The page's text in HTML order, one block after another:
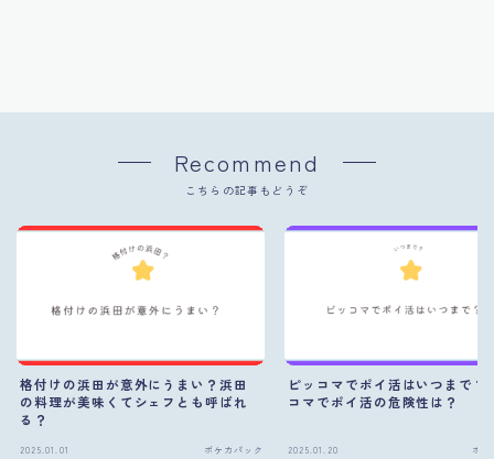
Recommend
こちらの記事もどうぞ
格付けの浜田が意外にうまい？浜田
の料理が美味くてシェフとも呼ばれ
る？
2025.01.01 ポケカパック
ピッコマでポイ活はいつまで？
コマでポイ活の危険性は？
2025.01.20 ポ